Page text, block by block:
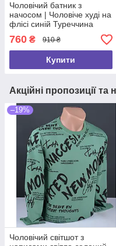
Чоловічий батник з
начосом | Чоловіче худі на
флісі синій Туреччина
6091
760 ₴ 910 ₴
Купити
Акційні пропозиції та
–19%
Чоловічий світшот з